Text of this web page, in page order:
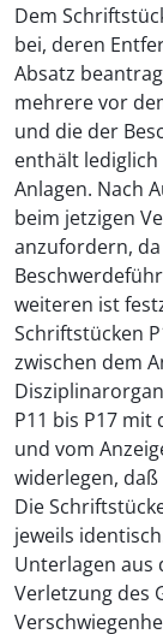
Dem
bei, deren
Absatz
mehrere vor
und die der
enthält lediglich
Anlagen. Nach
beim jetzigen
anzufordern,
weiteren ist
Schriftstücken
zwischen dem
P11 bis P17 mit
und vom
widerlegen,
Die
jeweils
Unterlagen aus
Verletzung des